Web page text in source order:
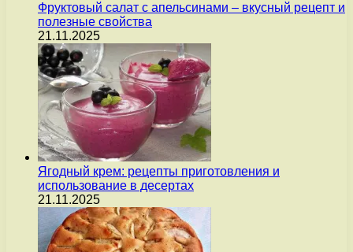
Фруктовый салат с апельсинами – вкусный рецепт и
полезные свойства
21.11.2025
Ягодный крем: рецепты приготовления и
использование в десертах
21.11.2025